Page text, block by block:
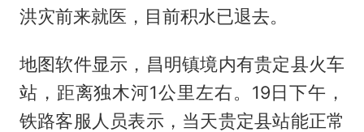
洪灾前来就医，目前积水已退去。
地图软件显示，昌明镇境内有贵定县火车
站，距离独木河1公里左右。19日下午，
铁路客服人员表示，当天贵定县站能正常